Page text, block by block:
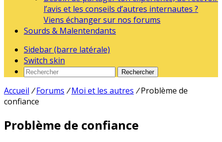
l’avis et les conseils d’autres internautes ?
Viens échanger sur nos forums
Sourds & Malentendants
Sidebar (barre latérale)
Switch skin
Rechercher
Accueil / Forums / Moi et les autres / Problème de
confiance
Problème de confiance